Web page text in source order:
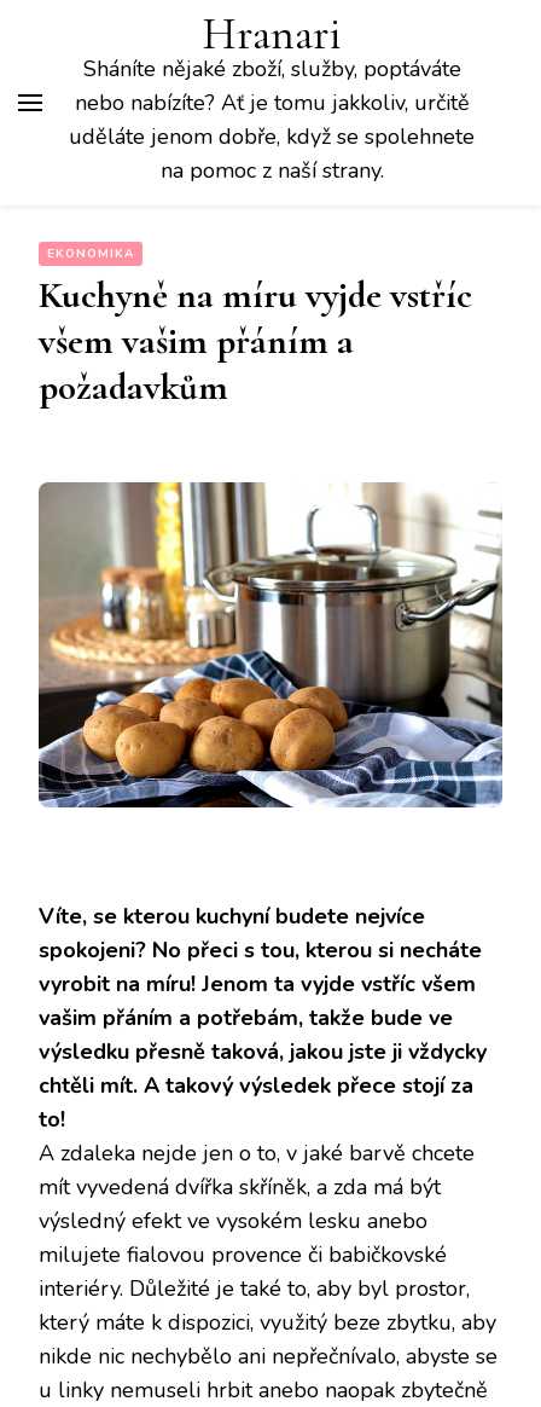
Hranari
Sháníte nějaké zboží, služby, poptáváte
nebo nabízíte? Ať je tomu jakkoliv, určitě
uděláte jenom dobře, když se spolehnete
na pomoc z naší strany.
EKONOMIKA
Kuchyně na míru vyjde vstříc
všem vašim přáním a
požadavkům
Víte, se kterou kuchyní budete nejvíce
spokojeni? No přeci s tou, kterou si necháte
vyrobit na míru! Jenom ta vyjde vstříc všem
vašim přáním a potřebám, takže bude ve
výsledku přesně taková, jakou jste ji vždycky
chtěli mít. A takový výsledek přece stojí za
to!
A zdaleka nejde jen o to, v jaké barvě chcete
mít vyvedená dvířka skříněk, a zda má být
výsledný efekt ve vysokém lesku anebo
milujete fialovou provence či babičkovské
interiéry. Důležité je také to, aby byl prostor,
který máte k dispozici, využitý beze zbytku, aby
nikde nic nechybělo ani nepřečnívalo, abyste se
u linky nemuseli hrbit anebo naopak zbytečně